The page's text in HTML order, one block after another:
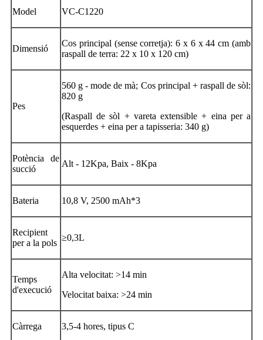
Model VC-C1220
Dimensió
Cos principal (sense corretja): 6 x 6 x 44 cm (amb
raspall de terra: 22 x 10 x 120 cm)
Pes
560 g - mode de mà; Cos principal + raspall de sòl:
820 g
(Raspall de sòl + vareta extensible + eina per a
esquerdes + eina per a tapisseria: 340 g)
Potència de
succió
Alt - 12Kpa, Baix - 8Kpa
Bateria 10,8 V, 2500 mAh*3
Recipient
per a la pols
≥0,3L
Temps
d'execució
Alta velocitat: ˃14 min
Velocitat baixa: ˃24 min
Càrrega 3,5-4 hores, tipus C